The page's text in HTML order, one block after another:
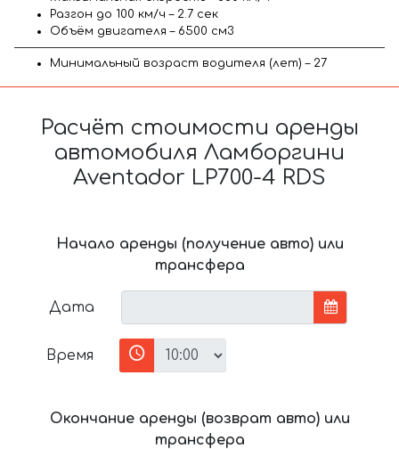
Разгон до 100 км/ч – 2.7 сек
Объём двигателя – 6500 см3
Минимальный возраст водителя (лет) – 27
Расчёт стоимости аренды
автомобиля Ламборгини
Aventador LP700-4 RDS
Начало аренды (получение авто) или
трансфера
Дата
Время
Окончание аренды (возврат авто) или
трансфера